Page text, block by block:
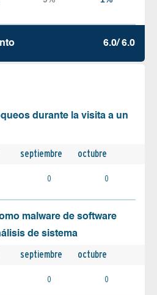
6.0/ 6.0
durante la visita a un
septiembre octubre
0 0
malware de software
de sistema
septiembre octubre
0 0